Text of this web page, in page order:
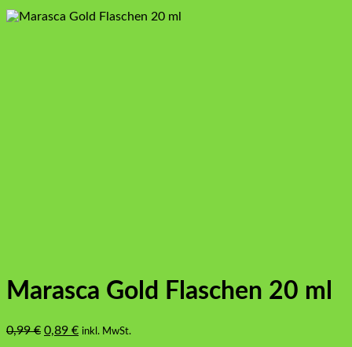
Marasca Gold Flaschen 20 ml
0,99€ Ursprünglicher
0,89 €Aktueller
inkl. MwSt.